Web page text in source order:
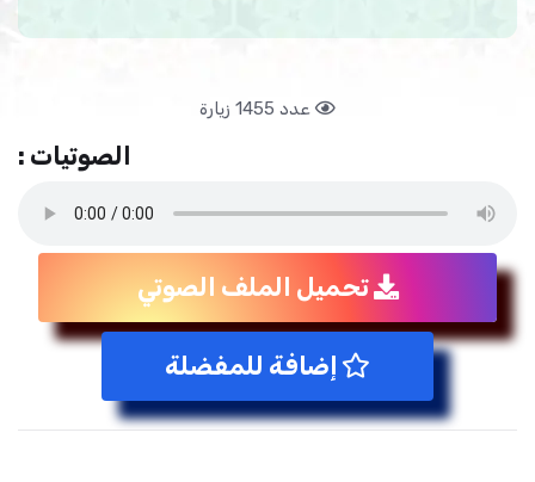
عدد 1455 زيارة
الصوتيات :
تحميل الملف الصوتي
إضافة للمفضلة